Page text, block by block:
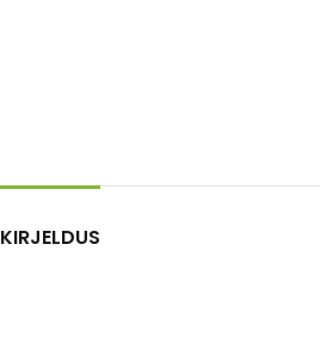
KIRJELDUS